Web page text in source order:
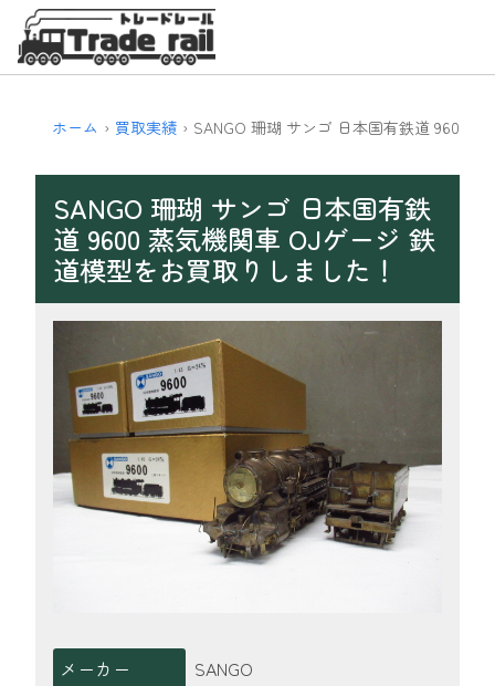
ホーム 買取実績 SANGO 珊瑚 サンゴ 日本国有鉄道 9600
SANGO 珊瑚 サンゴ 日本国有鉄
道 9600 蒸気機関車 OJゲージ 鉄
道模型をお買取りしました！
メーカー SANGO